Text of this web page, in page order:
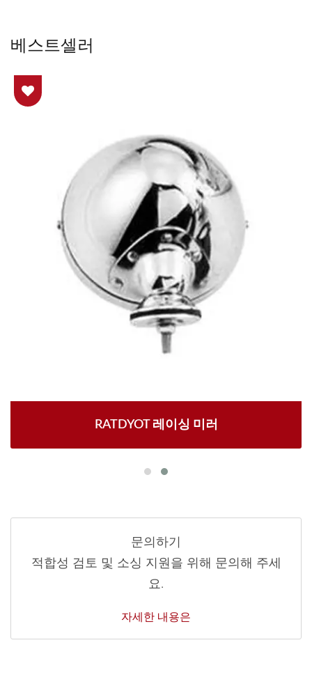
베스트셀러
RATDYOT 레이싱 미러
문의하기
적합성 검토 및 소싱 지원을 위해 문의해 주세
요.
자세한 내용은